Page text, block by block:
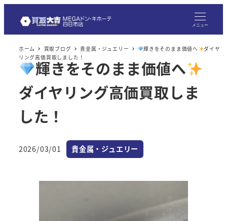
メニュー
ホーム 買取ブログ 貴金属・ジュエリー 輝きをそのまま価値へ
ダイヤ
リング高価買取しました！
輝きをそのまま価値へ
ダイヤリング高価買取しま
した！
投稿日
2026/03/01 カテゴリー
貴金属・ジュエリー